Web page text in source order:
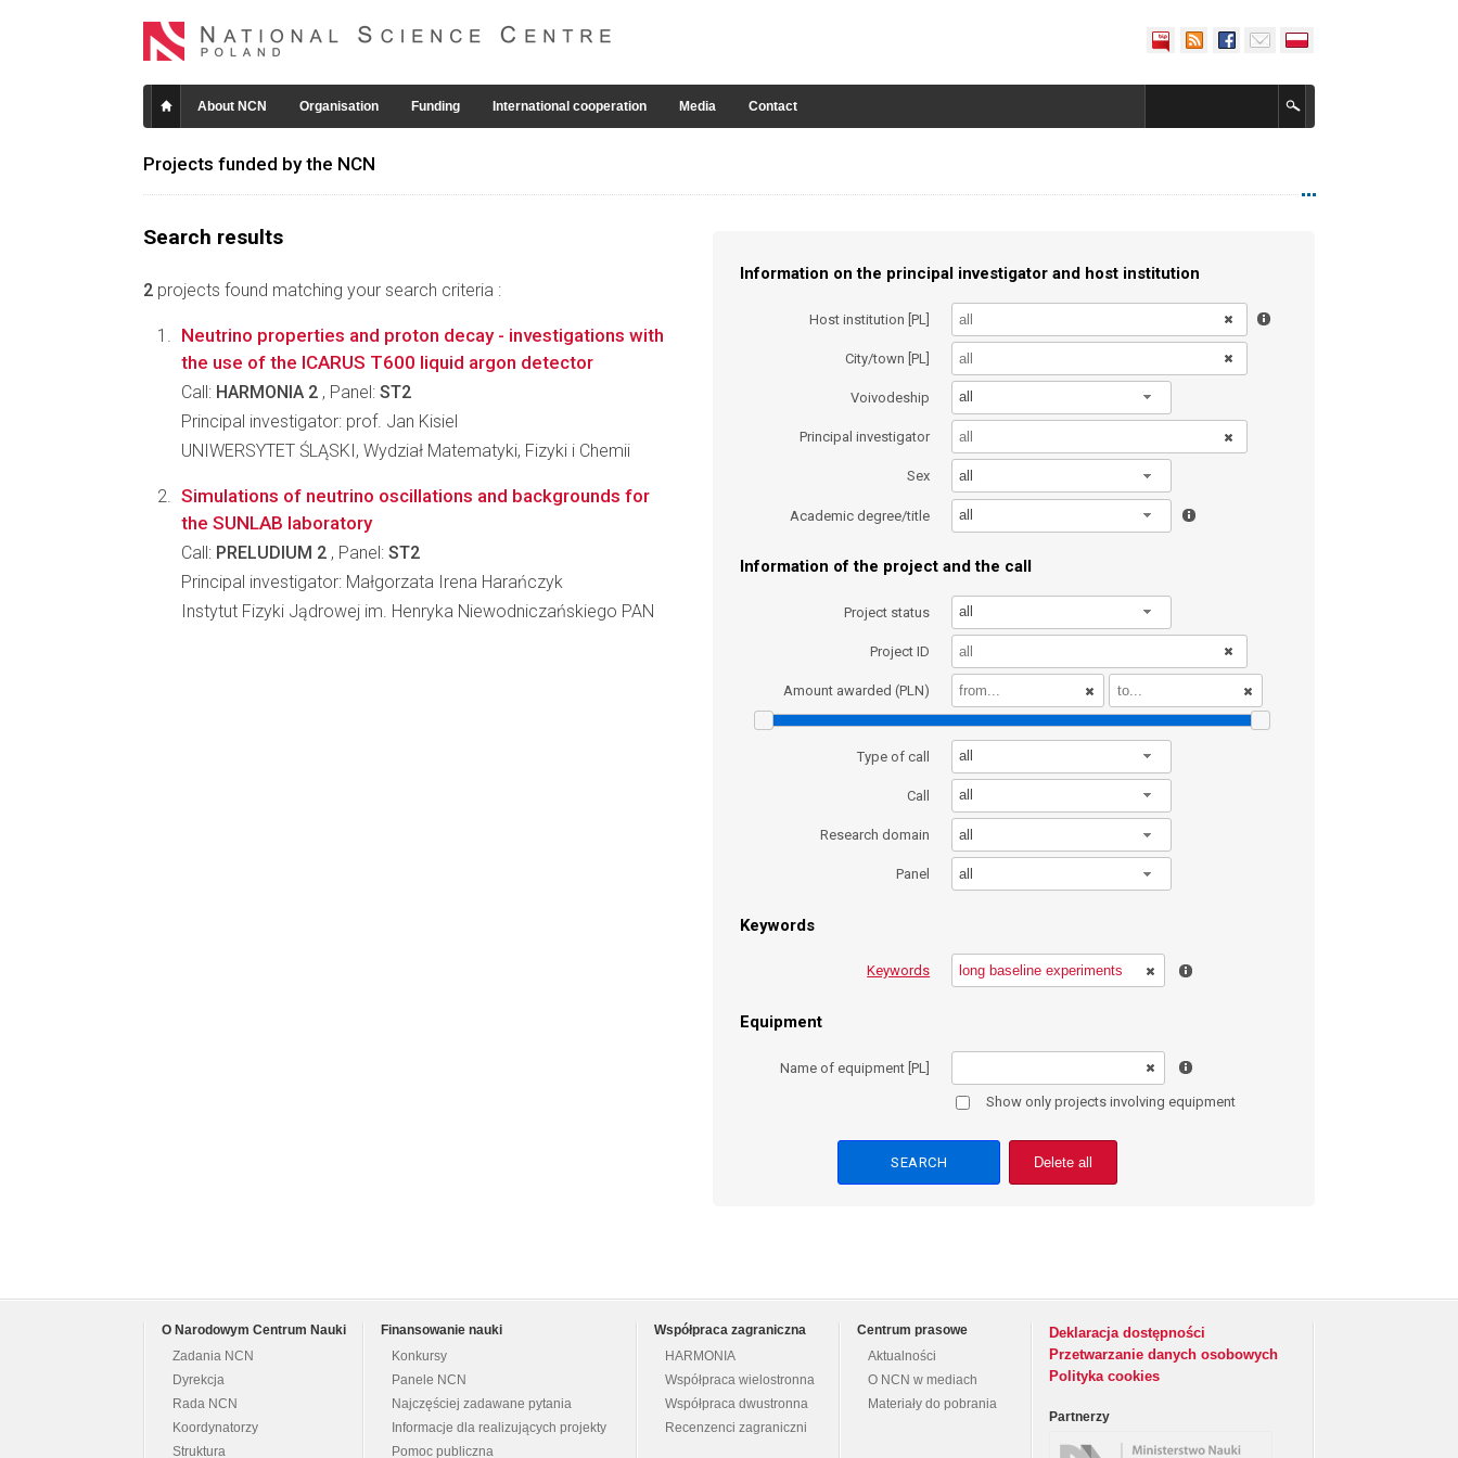
About NCN Organisation Funding International cooperation Media Contact
Projects funded by the NCN
Search results
2 projects found matching your search criteria :
Information on the principal investigator and host institution
Host institution [PL]
City/town [PL]
Voivodeship all
Principal investigator
Sex all
Academic degree/title all
Information of the project and the call
Project status all
Project ID
Amount awarded (PLN)
Type of call all
Call all
Research domain all
Panel all
Keywords
Keywords
Equipment
Name of equipment [PL]
Show only projects involving equipment
Delete all
Neutrino properties and proton decay - investigations with
the use of the ICARUS T600 liquid argon detector
Call: HARMONIA 2 , Panel: ST2
Principal investigator: prof. Jan Kisiel
UNIWERSYTET ŚLĄSKI, Wydział Matematyki, Fizyki i Chemii
Simulations of neutrino oscillations and backgrounds for
the SUNLAB laboratory
Call: PRELUDIUM 2 , Panel: ST2
Principal investigator: Małgorzata Irena Harańczyk
Instytut Fizyki Jądrowej im. Henryka Niewodniczańskiego PAN
O Narodowym Centrum Nauki
Zadania NCN
Dyrekcja
Rada NCN
Koordynatorzy
Struktura
Finansowanie nauki
Konkursy
Panele NCN
Najczęściej zadawane pytania
Informacje dla realizujących projekty
Pomoc publiczna
Współpraca zagraniczna
HARMONIA
Współpraca wielostronna
Współpraca dwustronna
Recenzenci zagraniczni
Centrum prasowe
Aktualności
O NCN w mediach
Materiały do pobrania
Deklaracja dostępności
Przetwarzanie danych osobowych
Polityka cookies
Partnerzy